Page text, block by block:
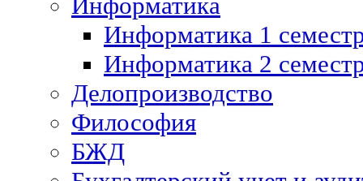
Информатика 1
Информатика 2
Делопроизводство
Философия
БЖД